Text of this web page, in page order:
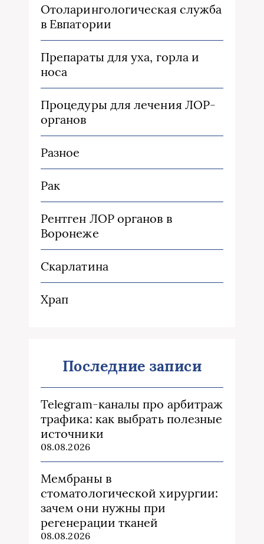
Отоларингологическая служба
в Евпатории
Препараты для уха, горла и
носа
Процедуры для лечения ЛОР-
органов
Разное
Рак
Рентген ЛОР органов в
Воронеже
Скарлатина
Храп
Последние записи
Telegram-каналы про арбитраж
трафика: как выбрать полезные
источники
08.08.2026
Мембраны в
стоматологической хирургии:
зачем они нужны при
регенерации тканей
08.08.2026